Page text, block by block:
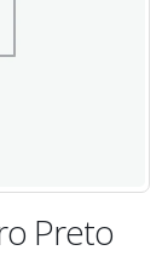
Preto